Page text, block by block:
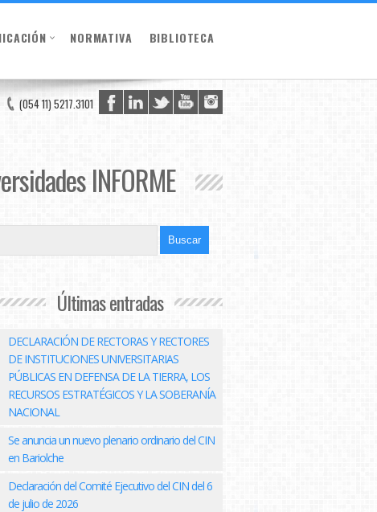
NORMATIVA BIBLIOTECA
(054 11) 5217.3101
INFORME
Últimas entradas
DECLARACIÓN DE RECTORAS Y RECTORES
DE INSTITUCIONES UNIVERSITARIAS
PÚBLICAS EN DEFENSA DE LA TIERRA, LOS
RECURSOS ESTRATÉGICOS Y LA SOBERANÍA
NACIONAL
Se anuncia un nuevo plenario ordinario del CIN
en Bariolche
Declaración del Comité Ejecutivo del CIN del 6
de julio de 2026